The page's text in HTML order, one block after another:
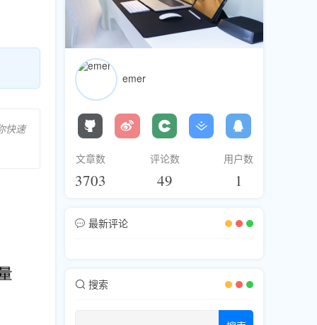
快速
emer
文章数
3703
评论数
49
用户数
1
最新评论
搜索